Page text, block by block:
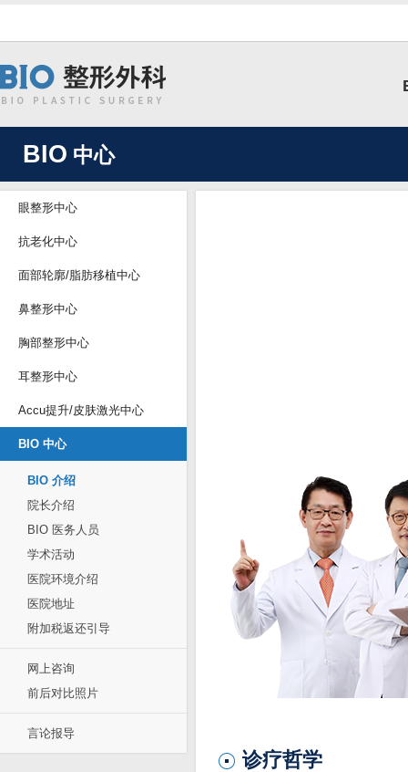
BIO 中心
眼整形中心
抗老化中心
面部轮廓/脂肪移植中心
鼻整形中心
胸部整形中心
耳整形中心
Accu提升/皮肤激光中心
BIO 中心
BIO 介绍
院长介绍
BIO 医务人员
学术活动
医院环境介绍
医院地址
附加税返还引导
网上咨询
前后对比照片
言论报导
诊疗哲学